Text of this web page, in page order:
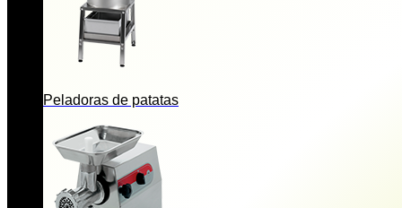
Peladoras de patatas